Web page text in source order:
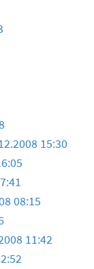
15:30
08:15
11:42